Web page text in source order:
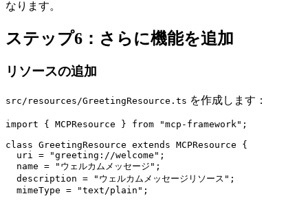
なります。
ステップ6：さらに機能を追加
リソースの追加
src/resources/GreetingResource.ts を作成します：
import { MCPResource } from "mcp-framework";
class GreetingResource extends MCPResource {
  uri = "greeting://welcome";
  name = "ウェルカムメッセージ";
  description = "ウェルカムメッセージリソース";
  mimeType = "text/plain";